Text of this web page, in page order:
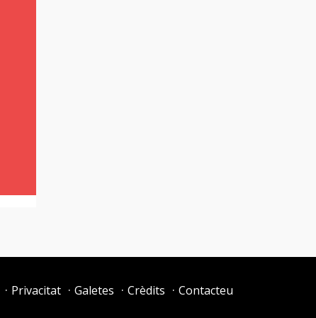
Privacitat Galetes Crèdits Contacteu